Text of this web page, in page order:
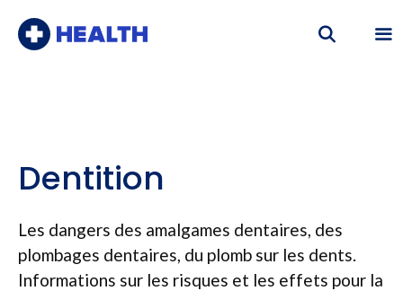
Dentition
Les dangers des amalgames dentaires, des
plombages dentaires, du plomb sur les dents.
Informations sur les risques et les effets pour la